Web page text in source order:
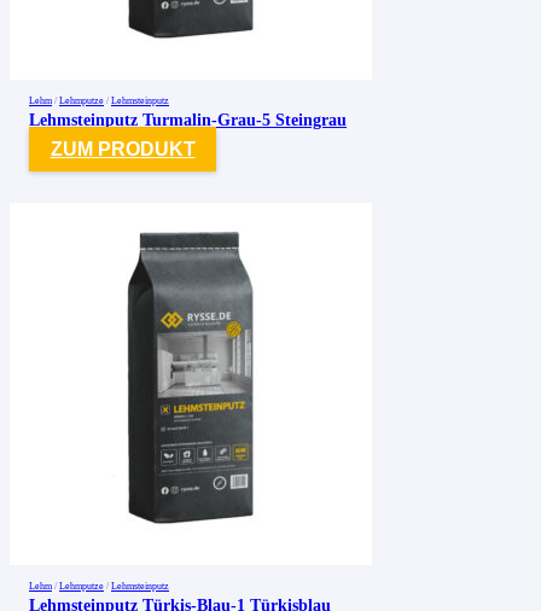
Lehm / Lehmputze / Lehmsteinputz
Lehmsteinputz Turmalin-Grau-5 Steingrau
ZUM PRODUKT
Lehm / Lehmputze / Lehmsteinputz
Lehmsteinputz Türkis-Blau-1 Türkisblau